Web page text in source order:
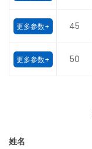
更多参数+ 45
更多参数+ 50
姓名